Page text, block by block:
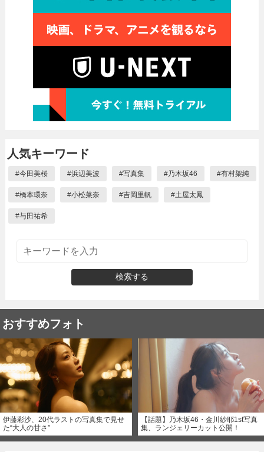
人気キーワード
#今田美桜 #浜辺美波 #写真集 #乃木坂46 #有村架純
#橋本環奈 #小松菜奈 #吉岡里帆 #土屋太鳳
#与田祐希
検索する
おすすめフォト
伊藤彩沙、20代ラストの写真集で見せ
た“大人の甘さ”
【話題】乃木坂46・金川紗耶1st写真
集、ランジェリーカット公開！